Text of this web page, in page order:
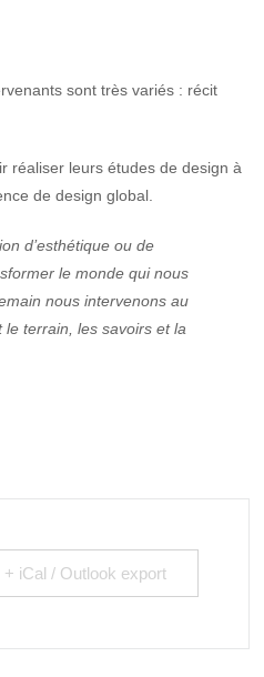
sont très variés : récit
réaliser leurs études de design à
de design global.
d’esthétique ou de
le monde qui nous
nous intervenons au
le terrain, les savoirs et la
+ iCal / Outlook export